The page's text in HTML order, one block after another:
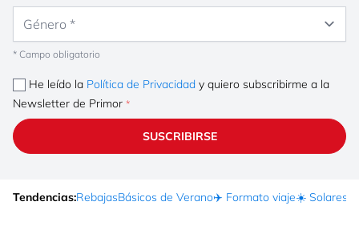
* Campo obligatorio
He leído la Política de Privacidad y quiero subscribirme a la
Newsletter de Primor
SUSCRIBIRSE
Tendencias:RebajasBásicos de Verano✈️ Formato viaje☀️ Solares